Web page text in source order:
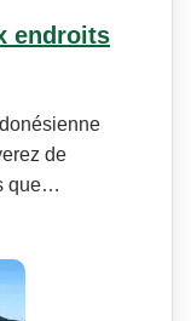
endroits
de
que…